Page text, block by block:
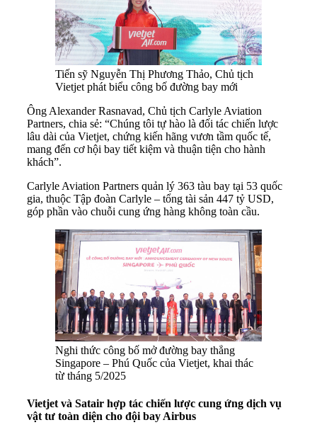
Tiến sỹ Nguyễn Thị Phương Thảo, Chủ tịch
Vietjet phát biểu công bố đường bay mới
Ông Alexander Rasnavad, Chủ tịch Carlyle Aviation
Partners, chia sẻ: “Chúng tôi tự hào là đối tác chiến lược
lâu dài của Vietjet, chứng kiến hãng vươn tầm quốc tế,
mang đến cơ hội bay tiết kiệm và thuận tiện cho hành
khách”.
Carlyle Aviation Partners quản lý 363 tàu bay tại 53 quốc
gia, thuộc Tập đoàn Carlyle – tổng tài sản 447 tỷ USD,
góp phần vào chuỗi cung ứng hàng không toàn cầu.
Nghi thức công bố mở đường bay thẳng
Singapore – Phú Quốc của Vietjet, khai thác
từ tháng 5/2025
Vietjet và Satair hợp tác chiến lược cung ứng dịch vụ
vật tư toàn diện cho đội bay Airbus